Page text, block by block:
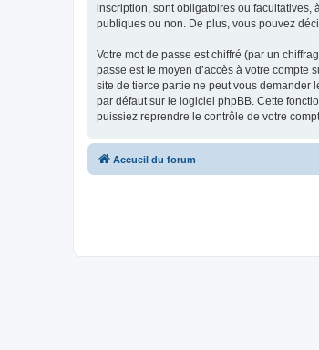
inscription, sont obligatoires ou facultatives,
publiques ou non. De plus, vous pouvez
Votre mot de passe est chiffré (par un
passe est le moyen d’accès à votre compte
site de tierce partie ne peut vous demander
par défaut sur le logiciel phpBB. Cette
puissiez reprendre le contrôle de votre
Accueil du forum